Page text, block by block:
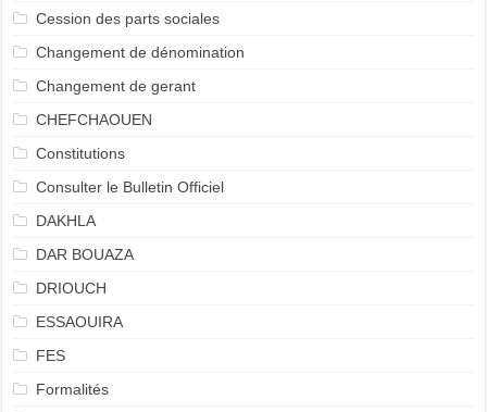
Cession des parts sociales
Changement de dénomination
Changement de gerant
CHEFCHAOUEN
Constitutions
Consulter le Bulletin Officiel
DAKHLA
DAR BOUAZA
DRIOUCH
ESSAOUIRA
FES
Formalités